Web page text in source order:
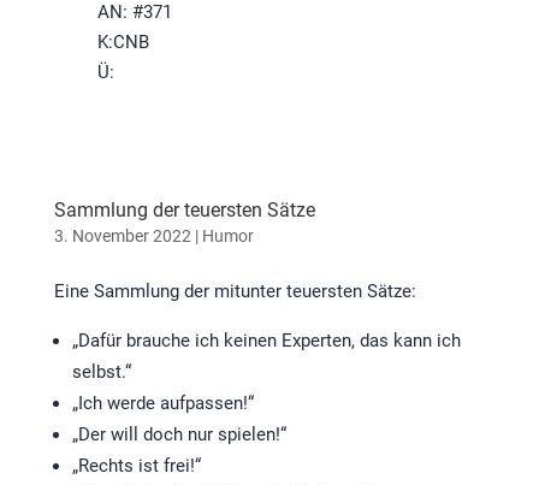
AN: #371
K:CNB
Ü:
Sammlung der teuersten Sätze
3. November 2022 | Humor
Eine Sammlung der mitunter teuersten Sätze:
„Dafür brauche ich keinen Experten, das kann ich
selbst.“
„Ich werde aufpassen!“
„Der will doch nur spielen!“
„Rechts ist frei!“